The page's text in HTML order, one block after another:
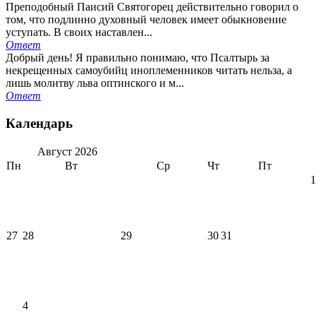
Преподобный Паисий Святогорец действительно говорил о
том, что подлинно духовный человек имеет обыкновение
уступать. В своих наставлен...
Ответ
Добрый день! Я правильно понимаю, что Псалтырь за
некрещенных самоубийц иноплеменников читать нельза, а
лишь молитву льва оптинского и м...
Ответ
Календарь
Август 2026
Пн
Вт Ср Чт Пт
27 28 29 3031
1
4